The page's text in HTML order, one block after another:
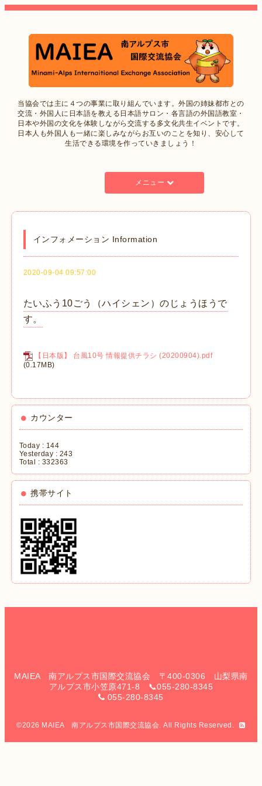
当協会では主に４つの事業に取り組んでいます。外国の姉妹都市との
交流・外国人に日本語を教える日本語サロン・各言語の外国語教室・
日本や外国の文化を体験しながら交流する多文化共生イベントです。
日本人も外国人も一緒に楽しみながらお互いのことを知り、安心して
生活できる環境を作っていきましょう！
メニュー
インフォメーション Information
2020-09-04 09:57:00
たいふう10ごう（ハイシェン）のじょうほうで
す。
【日本版】 台風10号 情報提供チラシ (20200904).pdf
(0.17MB)
カウンター
Today : 144
Yesterday : 243
Total : 332363
携帯サイト
MAIEA 南アルプス市国際交流協会 〒400-0306 山梨県南
アルプス市小笠原471-8 📞055-280-8345
055-280-8345
©2026 MAIEA 南アルプス市国際交流協会. All Rights Reserved.